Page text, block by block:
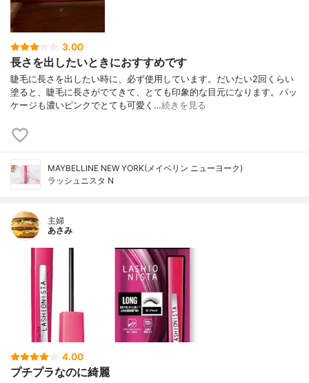
3.00
長さを出したいときにおすすめです
睫毛に長さを出したい時に、必ず使用しています。だいたい2回くらい
塗ると、睫毛に長さがでてきて、とても印象的な目元になります。パッ
ケージも濃いピンクでとても可愛く…続きを見る
MAYBELLINE NEW YORK(メイベリン ニューヨーク)
ラッシュニスタ N
主婦
あさみ
4.00
プチプラなのに綺麗